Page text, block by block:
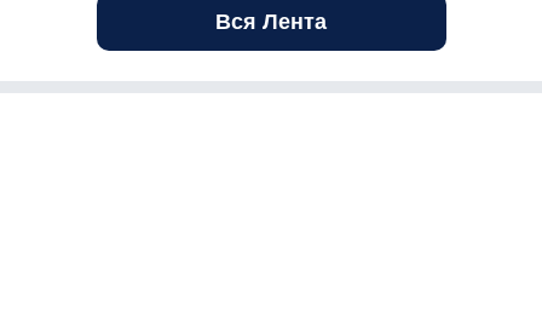
Вся Лента